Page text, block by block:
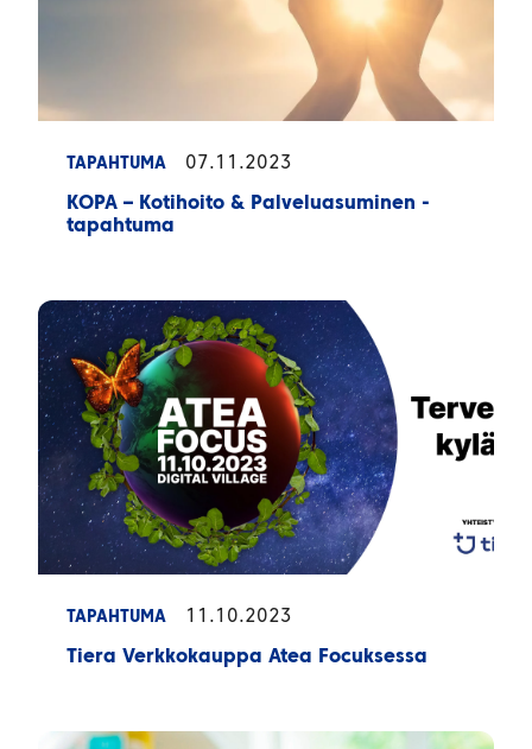
TAPAHTUMA 07.11.2023
KOPA – Kotihoito & Palveluasuminen -
tapahtuma
TAPAHTUMA 11.10.2023
Tiera Verkkokauppa Atea Focuksessa